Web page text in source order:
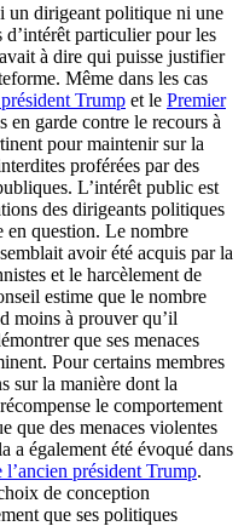
un dirigeant politique ni une
particulier pour les
à dire qui puisse justifier
Même dans les cas
Trump et le Premier
en garde contre le recours à
pour maintenir sur la
proférées par des
L’intérêt public est
des dirigeants politiques
en question. Le nombre
avoir été acquis par la
et le harcèlement de
estime que le nombre
moins à prouver qu’il
que ses menaces
Pour certains membres
sur la manière dont la
le comportement
que des menaces violentes
a également été évoqué dans
l’ancien président Trump.
de conception
que ses politiques